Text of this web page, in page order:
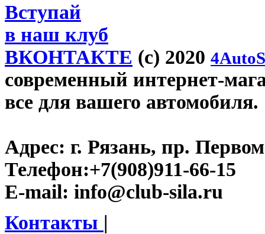
Вступай
в наш клуб
ВКОНТАКТЕ (c) 2020
современный интернет-
все для вашего автомобиля.
Адрес: г. Рязань, пр.
Телефон:+7(908)911-66-15
E-mail: info@club-sila.ru
Контакты |